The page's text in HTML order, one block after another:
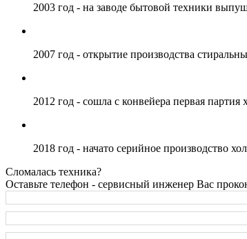
2003 год - на заводе бытовой техники
2007 год - открытие производства
2012 год - сошла с конвейера первая
2018 год - начато серийное производство
Сломалась техника?
Оставьте телефон - сервисный инженер Вас